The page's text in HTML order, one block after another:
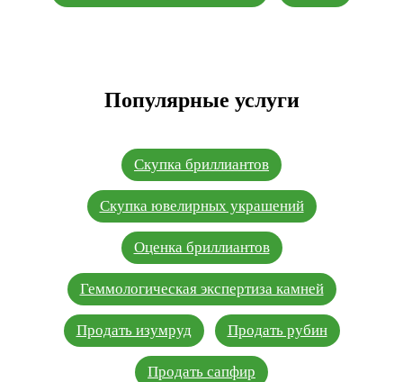
Популярные услуги
Скупка бриллиантов
Скупка ювелирных украшений
Оценка бриллиантов
Геммологическая экспертиза камней
Продать изумруд Продать рубин
Продать сапфир